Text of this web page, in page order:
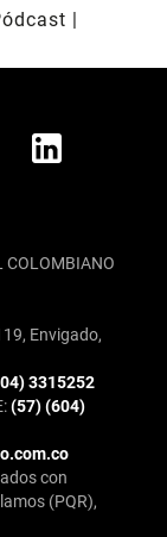
COLOMBIANO
Envigado,
3315252
(57) (604)
con
(PQR),